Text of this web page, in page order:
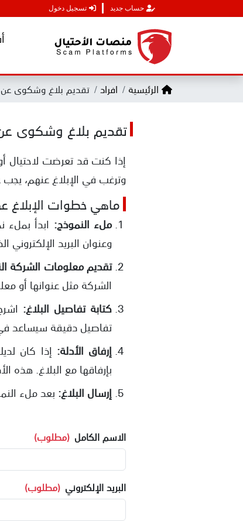
حساب جديد تسجيل دخول
الرئيسية افراد تقديم بلاغ وشكوى عن
تقديم بلاغ وشكوى
إذا كنت قد تعرضت لاحتيال
وترغب في الإبلاغ عنهم، يجب
ماهي خطوات الإبلاغ
ملء النموذج: ابدأ
وعنوان البريد
تقديم معلومات الشركة
الشركة مثل عنوانها أو
كتابة تفاصيل البلاغ:
تفاصيل دقيقة سيساعد
إرفاق الأدلة: إذا كان
بإرفاقها مع البلاغ. هذه
إرسال البلاغ: بعد ملء
الاسم الكامل (مطلوب)
البريد الإلكتروني (مطلوب)